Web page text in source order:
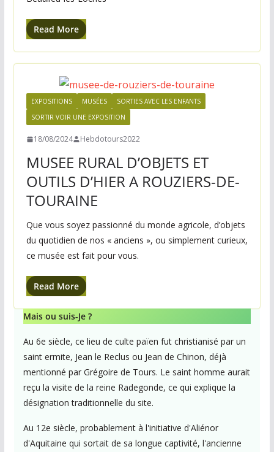
n
Read More
EXPOSITIONS MUSÉES
SORTIES AVEC LES ENFANTS
SORTIR VOIR UNE EXPOSITION
18/08/2024 Hebdotours2022
MUSEE RURAL D’OBJETS ET
OUTILS D’HIER A ROUZIERS-DE-
TOURAINE
Que vous soyez passionné du monde agricole, d’objets
du quotidien de nos « anciens », ou simplement curieux,
ce musée est fait pour vous.
Read More
Mais ou suis-Je ?
Au 6e siècle, ce lieu de culte païen fut christianisé par un
saint ermite, Jean le Reclus ou Jean de Chinon, déjà
mentionné par Grégoire de Tours. Le saint homme aurait
reçu la visite de la reine Radegonde, ce qui explique la
désignation traditionnelle du site.
Au 12e siècle, probablement à l'initiative d'Aliénor
d'Aquitaine qui sortait de sa longue captivité, l'ancienne